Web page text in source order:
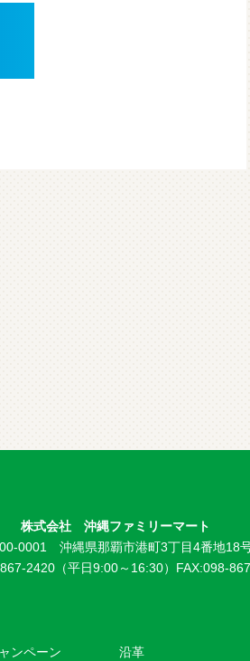
株式会社 沖縄ファミリーマート
0001 沖縄県那覇市港町3丁目4番地18
2420（平日9:00～16:30） FAX:098-
ンペーン
沿革